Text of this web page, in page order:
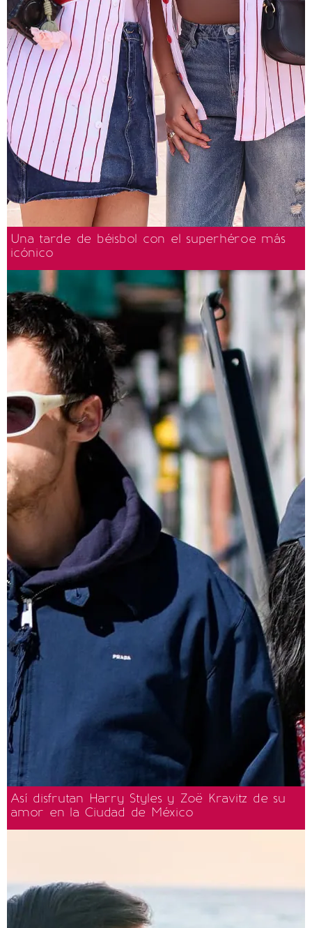
Una tarde de béisbol con el superhéroe más
icónico
Así disfrutan Harry Styles y Zoë Kravitz de su
amor en la Ciudad de México